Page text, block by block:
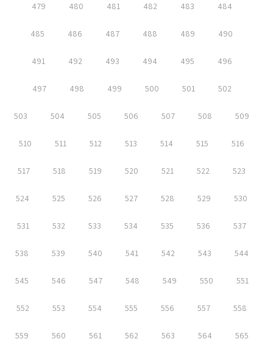
479 480 481 482 483 484
485 486 487 488 489 490
491 492 493 494 495 496
497 498 499 500 501 502
503 504 505 506 507 508 509
510 511 512 513 514 515 516
517 518 519 520 521 522 523
524 525 526 527 528 529 530
531 532 533 534 535 536 537
538 539 540 541 542 543 544
545 546 547 548 549 550 551
552 553 554 555 556 557 558
559 560 561 562 563 564 565